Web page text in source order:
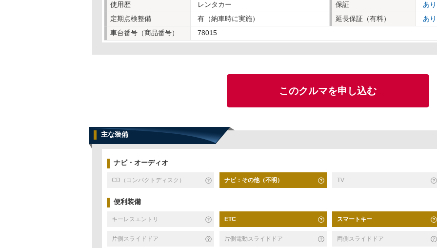
使用歴
レンタカー 保証
あり
定期点検整備
有（納車時に実施） 延長保証（有料）
あり
車台番号（商品番号）
78015
このクルマを申し込む
主な装備
ナビ・オーディオ
CD（コンパクトディスク） ナビ：その他（不明） TV
便利装備
キーレスエントリ ETC スマートキー
片側スライドドア 片側電動スライドドア 両側スライドドア